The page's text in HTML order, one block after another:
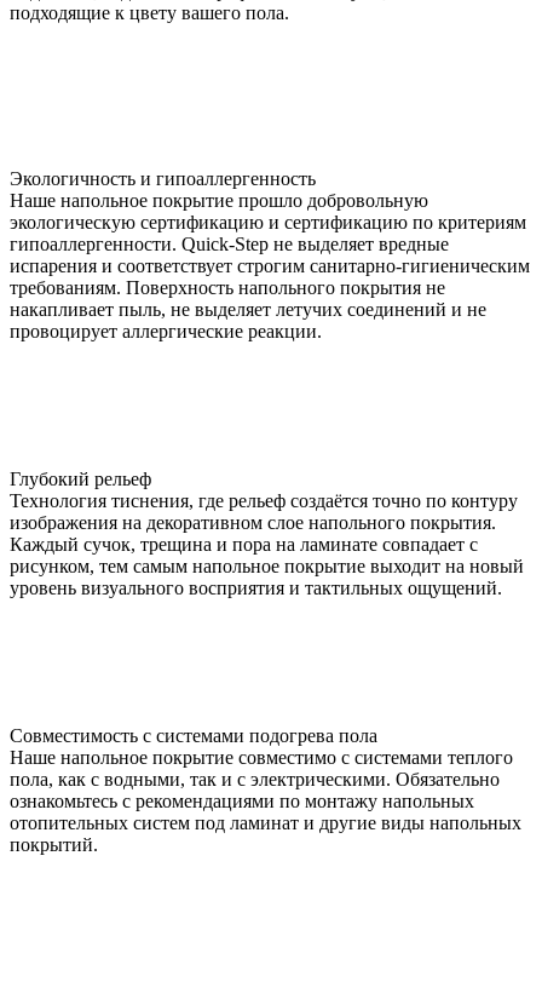
подходящие к цвету вашего пола.
Экологичность и гипоаллергенность
Наше напольное покрытие прошло добровольную
экологическую сертификацию и сертификацию по критериям
гипоаллергенности. Quick-Step не выделяет вредные
испарения и соответствует строгим санитарно-гигиеническим
требованиям. Поверхность напольного покрытия не
накапливает пыль, не выделяет летучих соединений и не
провоцирует аллергические реакции.
Глубокий рельеф
Технология тиснения, где рельеф создаётся точно по контуру
изображения на декоративном слое напольного покрытия.
Каждый сучок, трещина и пора на ламинате совпадает с
рисунком, тем самым напольное покрытие выходит на новый
уровень визуального восприятия и тактильных ощущений.
Совместимость с системами подогрева пола
Наше напольное покрытие совместимо с системами теплого
пола, как с водными, так и с электрическими. Обязательно
ознакомьтесь с рекомендациями по монтажу напольных
отопительных систем под ламинат и другие виды напольных
покрытий.